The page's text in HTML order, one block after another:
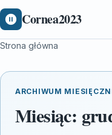
Cornea2023
Strona główna
ARCHIWUM
Miesiąc: